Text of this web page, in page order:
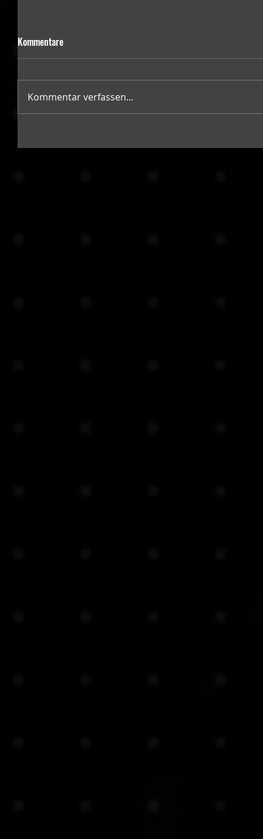
Kommentare
Kommentar verfassen...